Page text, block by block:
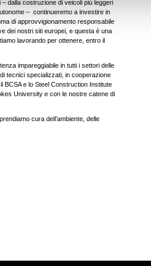
dalla costruzione di veicoli più leggeri
– continueremo a investire in
di approvvigionamento responsabile
dei nostri siti europei, e questa è una
lavorando per ottenere, entro il
impareggiabile in tutti i settori delle
tecnici specializzati, in cooperazione
BCSA e lo Steel Construction Institute
University e con le nostre catene di
cura dell’ambiente, delle